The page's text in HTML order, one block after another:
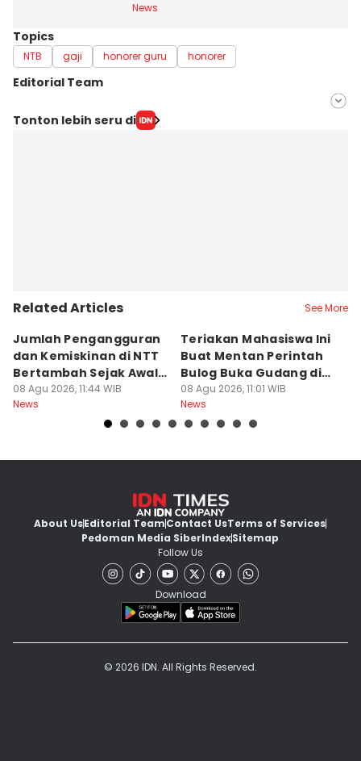
News
Topics
NTB gaji honorer guru honorer
Editorial Team
Editor
Tonton lebih seru di
Related Articles See More
Jumlah Pengangguran
dan Kemiskinan di NTT
Bertambah Sejak Awal
2026
08 Agu 2026, 11:44 WIB
News
Teriakan Mahasiswa Ini
Buat Mentan Perintah
Bulog Buka Gudang di
Alor
08 Agu 2026, 11:01 WIB
News
About UsEditorial TeamContact UsTerms of Services
Pedoman Media SiberIndexSitemap
Follow Us
Download
© 2026 IDN. All Rights Reserved.